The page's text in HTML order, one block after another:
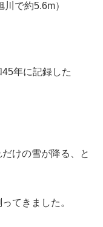
で約5.6m）
年に記録した
けの雪が降る、と
てきました。